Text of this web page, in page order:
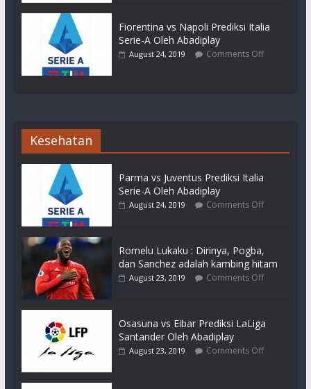
Fiorentina vs Napoli Prediksi Italia
Serie-A Oleh Abadiplay
August 24, 2019 Comments Off
Kesehatan
Parma vs Juventus Prediksi Italia
Serie-A Oleh Abadiplay
August 24, 2019 Comments Off
Romelu Lukaku : Dirinya, Pogba,
dan Sanchez adalah kambing hitam
August 23, 2019 Comments Off
Osasuna vs Eibar Prediksi LaLiga
Santander Oleh Abadiplay
August 23, 2019 Comments Off